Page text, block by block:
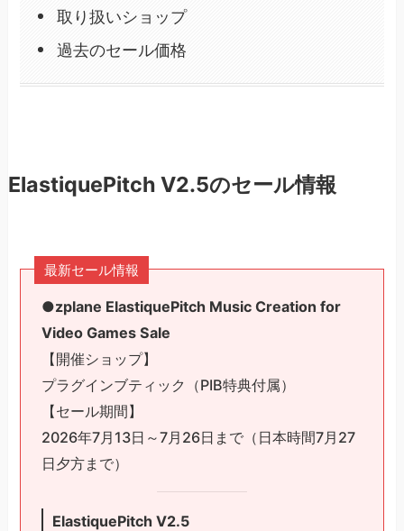
取り扱いショップ
過去のセール価格
ElastiquePitch V2.5のセール情報
最新セール情報
●zplane ElastiquePitch Music Creation for
Video Games Sale
【開催ショップ】
プラグインブティック（PIB特典付属）
【セール期間】
2026年7月13日～7月26日まで（日本時間7月27
日夕方まで）
ElastiquePitch V2.5